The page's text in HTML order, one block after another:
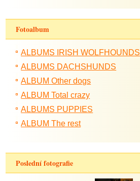
Fotoalbum
ALBUMS IRISH WOLFHOUNDS
ALBUMS DACHSHUNDS
ALBUM Other dogs
ALBUM Total crazy
ALBUMS PUPPIES
ALBUM The rest
Poslední fotografie